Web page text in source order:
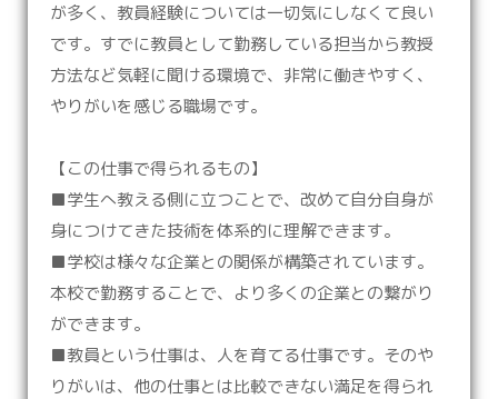
が多く、教員経験については一切気にしなくて良い
です。すでに教員として勤務している担当から教授
方法など気軽に聞ける環境で、非常に働きやすく、
やりがいを感じる職場です。
【この仕事で得られるもの】
■学生へ教える側に立つことで、改めて自分自身が
身につけてきた技術を体系的に理解できます。
■学校は様々な企業との関係が構築されています。
本校で勤務することで、より多くの企業との繋がり
ができます。
■教員という仕事は、人を育てる仕事です。そのや
りがいは、他の仕事とは比較できない満足を得られ